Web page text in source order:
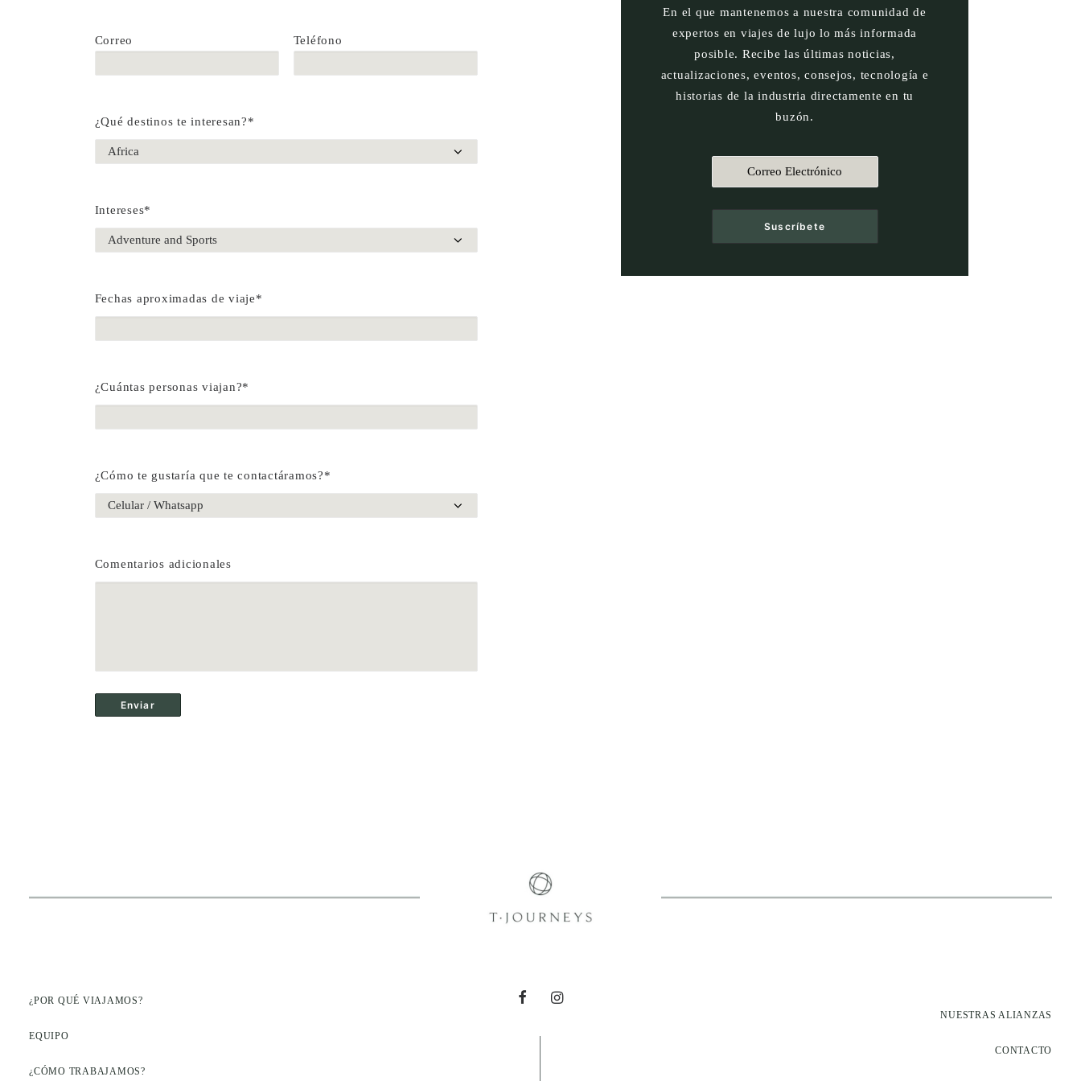
Correo Teléfono
¿Qué destinos te interesan?*
Intereses*
Fechas aproximadas de viaje*
¿Cuántas personas viajan?*
¿Cómo te gustaría que te contactáramos?*
Comentarios adicionales
En el que mantenemos a nuestra comunidad de
expertos en viajes de lujo lo más informada
posible. Recibe las últimas noticias,
actualizaciones, eventos, consejos, tecnología e
historias de la industria directamente en tu
buzón.
¿POR QUÉ VIAJAMOS?
EQUIPO
¿CÓMO TRABAJAMOS?
NUESTRAS ALIANZAS
CONTACTO